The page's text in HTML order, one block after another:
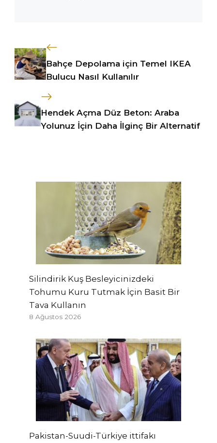
Bahçe Depolama için Temel IKEA
Bulucu Nasıl Kullanılır
Hendek Açma Düz Beton: Araba
Yolunuz İçin Daha İlginç Bir Alternatif
Silindirik Kuş Besleyicinizdeki
Tohumu Kuru Tutmak İçin Basit Bir
Tava Kullanın
8 Ağustos 2026
Pakistan-Suudi-Türkiye ittifakı